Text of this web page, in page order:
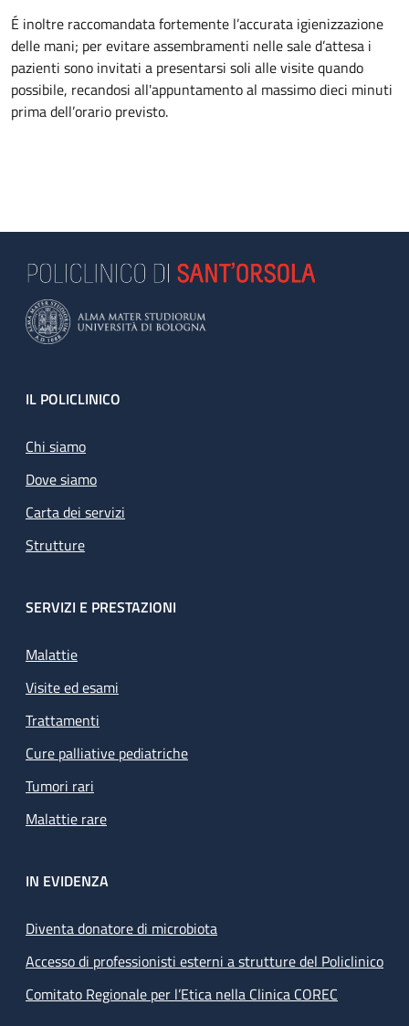
É inoltre raccomandata fortemente l’accurata igienizzazione
delle mani; per evitare assembramenti nelle sale d’attesa i
pazienti sono invitati a presentarsi soli alle visite quando
possibile, recandosi all'appuntamento al massimo dieci minuti
prima dell’orario previsto.
Footer
IL POLICLINICO
Chi siamo
Dove siamo
Carta dei servizi
Strutture
SERVIZI E PRESTAZIONI
Malattie
Visite ed esami
Trattamenti
Cure palliative pediatriche
Tumori rari
Malattie rare
IN EVIDENZA
Diventa donatore di microbiota
Accesso di professionisti esterni a strutture del Policlinico
Comitato Regionale per l’Etica nella Clinica COREC